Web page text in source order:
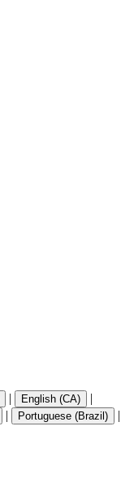
| English (CA) |
| Portuguese (Brazil) |